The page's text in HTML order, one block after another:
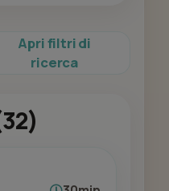
Apri filtri di
ricerca